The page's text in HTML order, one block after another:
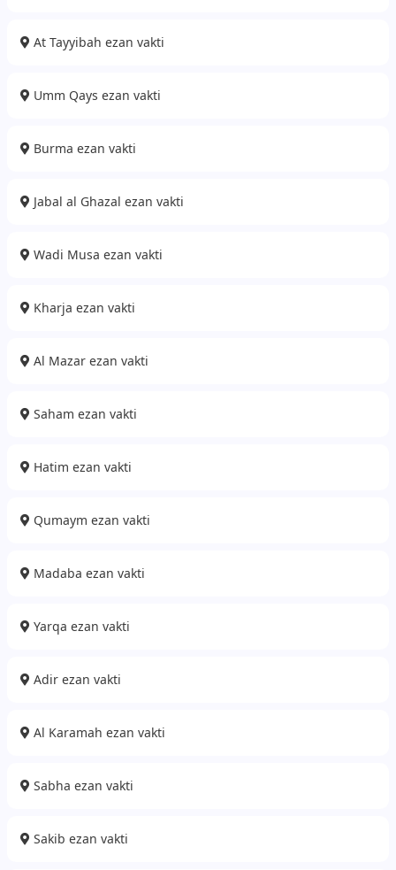
At Tayyibah ezan vakti
Umm Qays ezan vakti
Burma ezan vakti
Jabal al Ghazal ezan vakti
Wadi Musa ezan vakti
Kharja ezan vakti
Al Mazar ezan vakti
Saham ezan vakti
Hatim ezan vakti
Qumaym ezan vakti
Madaba ezan vakti
Yarqa ezan vakti
Adir ezan vakti
Al Karamah ezan vakti
Sabha ezan vakti
Sakib ezan vakti